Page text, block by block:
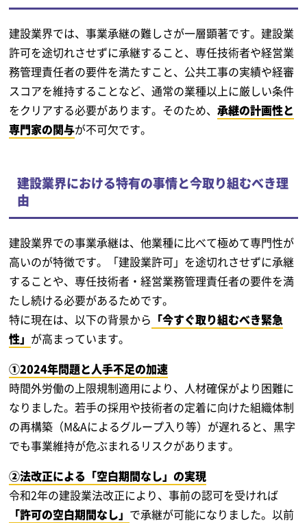
建設業界では、事業承継の難しさが一層顕著です。建設業
許可を途切れさせずに承継すること、専任技術者や経営業
務管理責任者の要件を満たすこと、公共工事の実績や経審
スコアを維持することなど、通常の業種以上に厳しい条件
をクリアする必要があります。そのため、承継の計画性と
専門家の関与が不可欠です。
建設業界における特有の事情と今取り組むべき理
由
建設業界での事業承継は、他業種に比べて極めて専門性が
高いのが特徴です。「建設業許可」を途切れさせずに承継
することや、専任技術者・経営業務管理責任者の要件を満
たし続ける必要があるためです。
特に現在は、以下の背景から 「今すぐ取り組むべき緊急
性」 が高まっています。
①2024年問題と人手不足の加速
時間外労働の上限規制適用により、人材確保がより困難に
なりました。若手の採用や技術者の定着に向けた組織体制
の再構築（M&Aによるグループ入り等）が遅れると、黒字
でも事業維持が危ぶまれるリスクがあります。
②法改正による「空白期間なし」の実現
令和2年の建設業法改正により、事前の認可を受ければ
「許可の空白期間なし」 で承継が可能になりました。以前